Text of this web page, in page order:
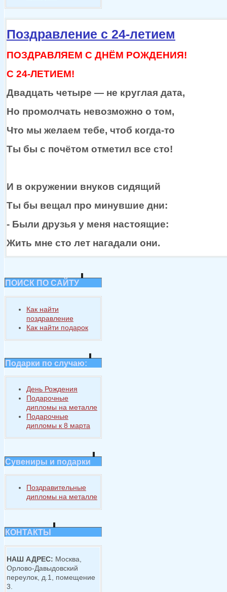
Поздравление с 24-летием
ПОЗДРАВЛЯЕМ С ДНЁМ РОЖДЕНИЯ!
С 24-ЛЕТИЕМ!
Двадцать четыре — не круглая дата,
Но промолчать невозможно о том,
Что мы желаем тебе, чтоб когда-то
Ты бы с почётом отметил все сто!
И в окружении внуков сидящий
Ты бы вещал про минувшие дни:
- Были друзья у меня настоящие:
Жить мне сто лет нагадали они.
ПОИСК ПО САЙТУ
Как найти
поздравление
Как найти подарок
Подарки по случаю:
День Рождения
Подарочные
дипломы на металле
Подарочные
дипломы к 8 марта
Сувениры и подарки
Поздравительные
дипломы на металле
КОНТАКТЫ
НАШ АДРЕС: Москва,
Орлово-Давыдовский
переулок, д.1, помещение
3.